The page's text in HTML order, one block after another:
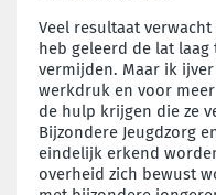
Veel resultaat
heb geleerd de lat
vermijden. Maar ik
werkdruk en voor
de hulp krijgen die ze
Bijzondere Jeugdzorg
eindelijk erkend
overheid zich bewust